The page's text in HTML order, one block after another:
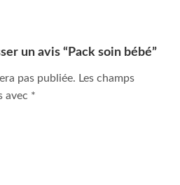
un avis “Pack soin bébé”
pas publiée. Les champs
avec *